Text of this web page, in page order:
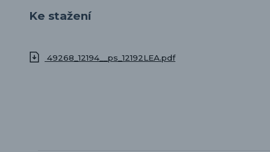
Ke stažení
49268_12194__ps_12192LEA.pdf